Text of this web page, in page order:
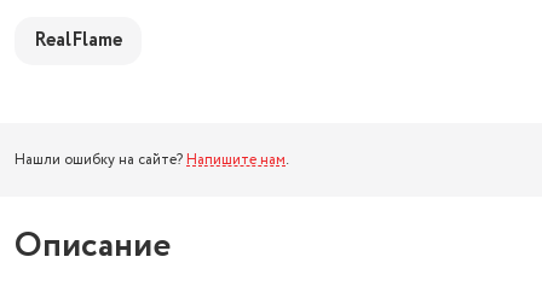
RealFlame
Нашли ошибку на сайте? Напишите нам.
Описание